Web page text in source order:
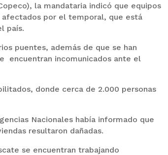
la mandataria indicó que equipos
por el temporal, que está
país.
puentes, además de que se han
encuentran incomunicados ante el
donde cerca de 2.000 personas
Nacionales había informado que
resultaron dañadas.
se encuentran trabajando